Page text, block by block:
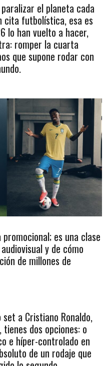
el planeta cada
cita futbolística, esa es
lo han vuelto a hacer,
romper la cuarta
que supone rodar con
es una clase
y de cómo
de millones de
a Cristiano Ronaldo,
tienes dos opciones: o
e híper-controlado en
de un rodaje que